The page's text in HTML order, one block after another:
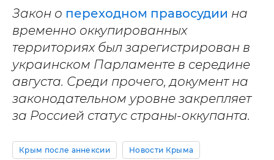
Закон о переходном правосудии на
временно оккупированных
территориях был зарегистрирован в
украинском Парламенте в середине
августа. Среди прочего, документ на
законодательном уровне закрепляет
за Россией статус страны-оккупанта.
Крым после аннексии Новости Крыма